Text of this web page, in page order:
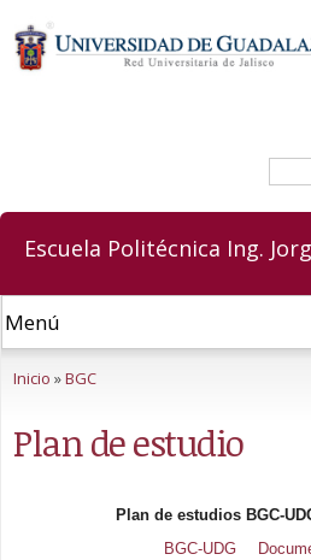
contenido
principal
Escuela Politécnica Ing.
Inicio »BGC
Plan de estudio
Plan de estudios BGC-
BGC-UDG